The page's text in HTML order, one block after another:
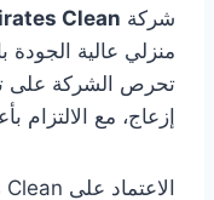
شركة Clean
منزلي عالية الجودة
تحرص الشركة على
إزعاج، مع الالتزام